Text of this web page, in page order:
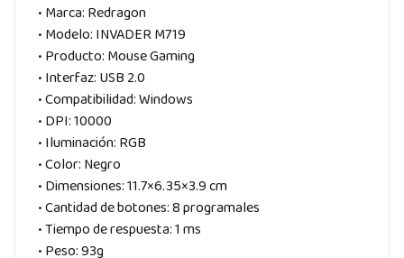
• Marca: Redragon
• Modelo: INVADER M719
• Producto: Mouse Gaming
• Interfaz: USB 2.0
• Compatibilidad: Windows
• DPI: 10000
• Iluminación: RGB
• Color: Negro
• Dimensiones: 11.7×6.35×3.9 cm
• Cantidad de botones: 8 programales
• Tiempo de respuesta: 1 ms
• Peso: 93g